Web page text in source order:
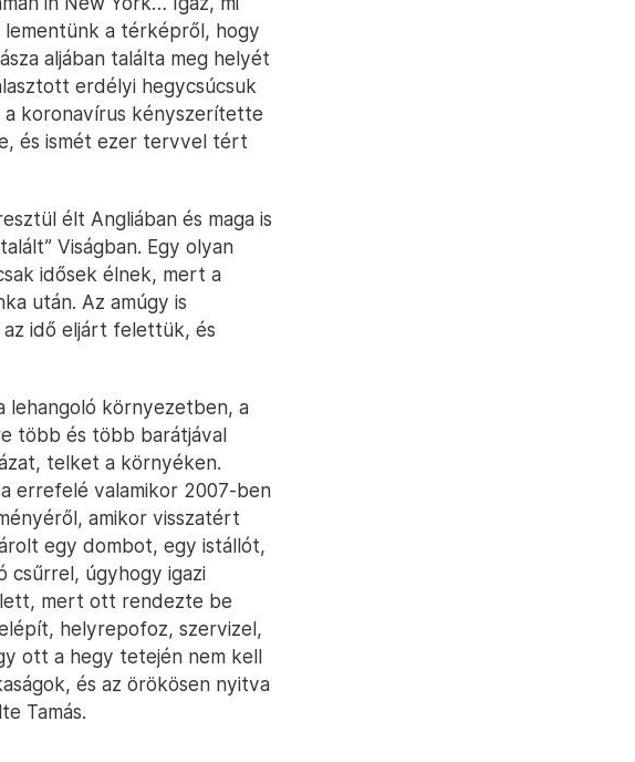
a térképről, hogy
aljában találta meg helyét
erdélyi hegycsúcsuk
a koronavírus kényszerítette
és ismét ezer tervvel tért
élt Angliában és maga is
Viságban. Egy olyan
idősek élnek, mert a
után. Az amúgy is
idő eljárt felettük, és
környezetben, a
több és több barátjával
telket a környéken.
errefelé valamikor 2007-ben
amikor visszatért
egy dombot, egy istállót,
csűrrel, úgyhogy igazi
mert ott rendezte be
helyrepofoz, szervizel,
ott a hegy tetején nem kell
és az örökösen nyitva
Tamás.